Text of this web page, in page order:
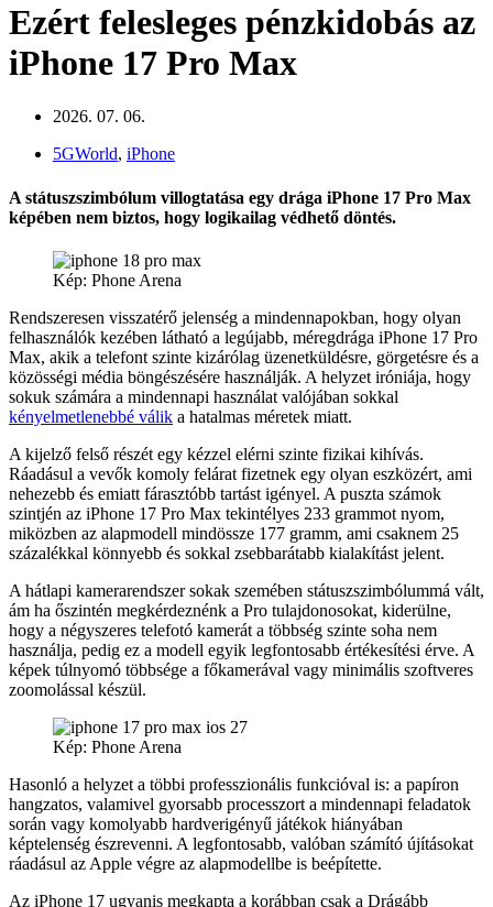
Ezért felesleges pénzkidobás az
iPhone 17 Pro Max
2026. 07. 06.
5GWorld, iPhone
A státuszszimbólum villogtatása egy drága iPhone 17 Pro Max
képében nem biztos, hogy logikailag védhető döntés.
Kép: Phone Arena
Rendszeresen visszatérő jelenség a mindennapokban, hogy olyan
felhasználók kezében látható a legújabb, méregdrága iPhone 17 Pro
Max, akik a telefont szinte kizárólag üzenetküldésre, görgetésre és a
közösségi média böngészésére használják. A helyzet iróniája, hogy
sokuk számára a mindennapi használat valójában sokkal
kényelmetlenebbé válik a hatalmas méretek miatt.
A kijelző felső részét egy kézzel elérni szinte fizikai kihívás.
Ráadásul a vevők komoly felárat fizetnek egy olyan eszközért, ami
nehezebb és emiatt fárasztóbb tartást igényel. A puszta számok
szintjén az iPhone 17 Pro Max tekintélyes 233 grammot nyom,
miközben az alapmodell mindössze 177 gramm, ami csaknem 25
százalékkal könnyebb és sokkal zsebbarátabb kialakítást jelent.
A hátlapi kamerarendszer sokak szemében státuszszimbólummá vált,
ám ha őszintén megkérdeznénk a Pro tulajdonosokat, kiderülne,
hogy a négyszeres telefotó kamerát a többség szinte soha nem
használja, pedig ez a modell egyik legfontosabb értékesítési érve. A
képek túlnyomó többsége a főkamerával vagy minimális szoftveres
zoomolással készül.
Kép: Phone Arena
Hasonló a helyzet a többi professzionális funkcióval is: a papíron
hangzatos, valamivel gyorsabb processzort a mindennapi feladatok
során vagy komolyabb hardverigényű játékok hiányában
képtelenség észrevenni. A legfontosabb, valóban számító újításokat
ráadásul az Apple végre az alapmodellbe is beépítette.
Az iPhone 17 ugyanis megkapta a korábban csak a Drágább